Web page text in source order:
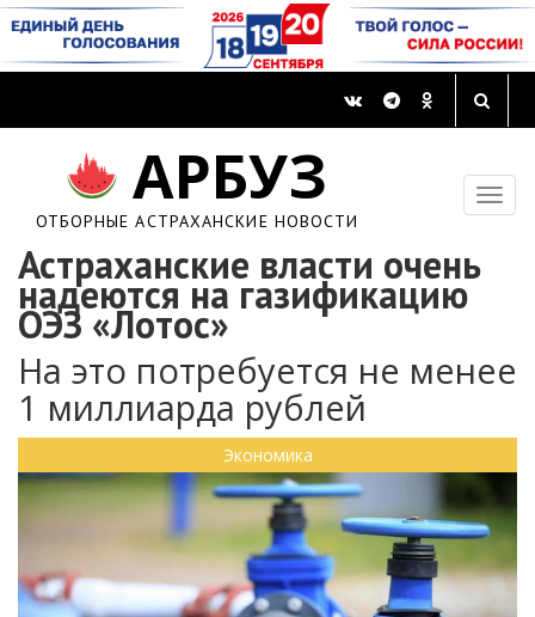
АРБУЗ
ОТБОРНЫЕ АСТРАХАНСКИЕ НОВОСТИ
Астраханские власти очень
надеются на газификацию
ОЭЗ «Лотос»
На это потребуется не менее
1 миллиарда рублей
Экономика